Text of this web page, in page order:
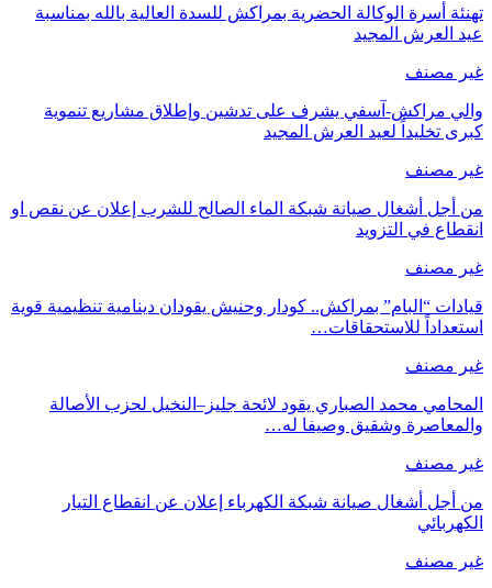
تهنئة أسرة الوكالة الحضرية بمراكش للسدة العالية بالله بمناسبة
عيد العرش المجيد
غير مصنف
والي مراكش-آسفي يشرف على تدشين وإطلاق مشاريع تنموية
كبرى تخليداً لعيد العرش المجيد
غير مصنف
من أجل أشغال صيانة شبكة الماء الصالح للشرب إعلان عن نقص او
انقطاع في التزويد
غير مصنف
قيادات “البام” بمراكش.. كودار وحنيش يقودان دينامية تنظيمية قوية
استعداداً للاستحقاقات…
غير مصنف
المحامي محمد الصباري يقود لائحة جليز–النخيل لحزب الأصالة
والمعاصرة وشقيق وصيفا له…
غير مصنف
من أجل أشغال صيانة شبكة الكهرباء إعلان عن انقطاع التيار
الكهربائي
غير مصنف